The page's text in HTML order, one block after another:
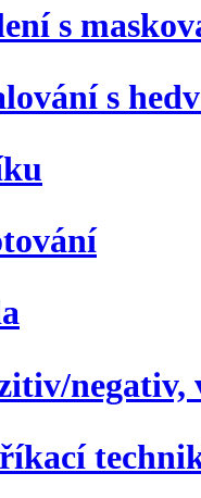
s
s
negativ,